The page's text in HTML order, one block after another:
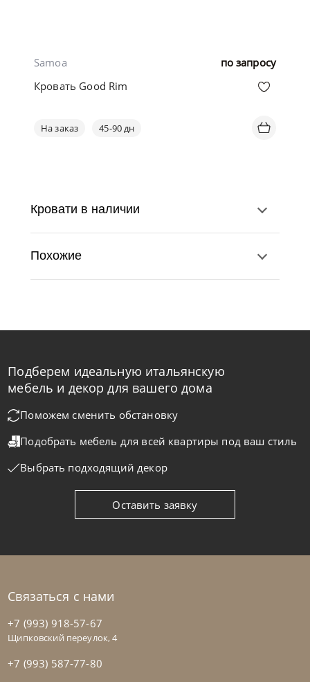
по запросу
Samoa
Кровать Good Rim
На заказ 45-90 дн
по запросу
Samoa
На заказ 45-90 дн
Кровати в наличии
Похожие
Подберем идеальную итальянскую
мебель и декор для вашего дома
Поможем сменить обстановку
Подобрать мебель для всей квартиры под ваш стиль
Выбрать подходящий декор
Оставить заявку
Связаться с нами
+7 (993) 918-57-67
Щипковский переулок, 4
+7 (993) 587-77-80